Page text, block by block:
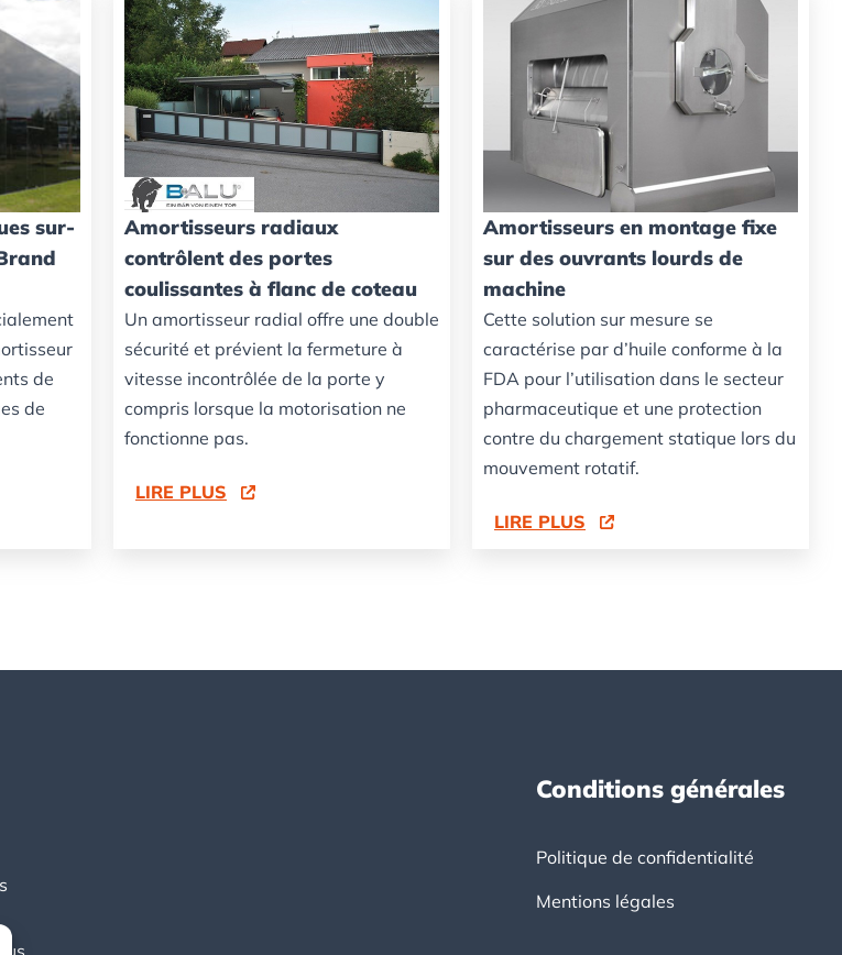
sur-
de
de
Amortisseurs radiaux
contrôlent des portes
coulissantes à flanc de coteau
Un amortisseur radial offre une double
sécurité et prévient la fermeture à
vitesse incontrôlée de la porte y
compris lorsque la motorisation ne
fonctionne pas.
LIRE PLUS
Amortisseurs en montage fixe
sur des ouvrants lourds de
machine
Cette solution sur mesure se
caractérise par d’huile conforme à la
FDA pour l’utilisation dans le secteur
pharmaceutique et une protection
contre du chargement statique lors du
mouvement rotatif.
LIRE PLUS
Conditions générales
Politique de confidentialité
Mentions légales